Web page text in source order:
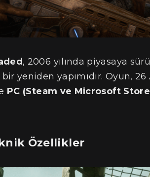
, 2006 yılında piyasaya
yeniden yapımıdır. Oyun,
PC (Steam ve Microsoft
Özellikler